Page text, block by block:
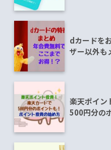
dカードを
ザー以外も
楽天ポイン
500円分の